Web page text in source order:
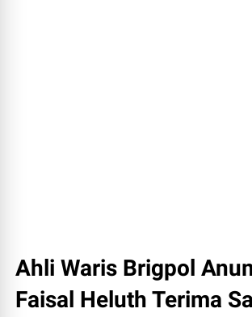
Ahli Waris Brigpol
Faisal Heluth Terima